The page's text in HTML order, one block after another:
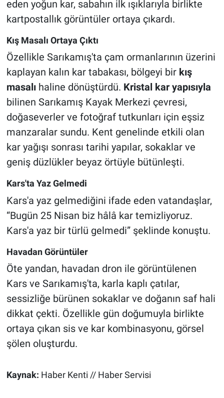
eden yoğun kar, sabahın ilk ışıklarıyla birlikte
kartpostallık görüntüler ortaya çıkardı.
Kış Masalı Ortaya Çıktı
Özellikle Sarıkamış'ta çam ormanlarının üzerini
kaplayan kalın kar tabakası, bölgeyi bir kış
masalıhaline dönüştürdü. Kristal kar yapısıyla
bilinen Sarıkamış Kayak Merkezi çevresi,
doğaseverler ve fotoğraf tutkunları için eşsiz
manzaralar sundu. Kent genelinde etkili olan
kar yağışı sonrası tarihi yapılar, sokaklar ve
geniş düzlükler beyaz örtüyle bütünleşti.
Kars'ta Yaz Gelmedi
Kars'a yaz gelmediğini ifade eden vatandaşlar,
“Bugün 25 Nisan biz hâlâ kar temizliyoruz.
Kars'a yaz bir türlü gelmedi” şeklinde konuştu.
Havadan Görüntüler
Öte yandan, havadan dron ile görüntülenen
Kars ve Sarıkamış'ta, karla kaplı çatılar,
sessizliğe bürünen sokaklar ve doğanın saf hali
dikkat çekti. Özellikle gün doğumuyla birlikte
ortaya çıkan sis ve kar kombinasyonu, görsel
şölen oluşturdu.
Kaynak: Haber Kenti // Haber Servisi